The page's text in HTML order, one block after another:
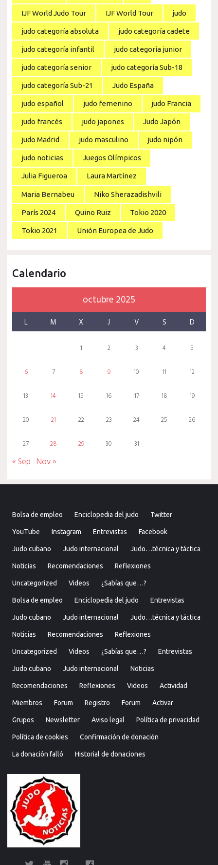
IJF World Judo Tour IJF World Tour judo
judo categoría absoluta judo categoría cadete
judo categoría infantil judo categoría junior
judo categoría senior judo categoría Sub-18
judo categoría Sub-21 Judo España
judo español judo femenino judo Francia
judo francés judo japones Judo Japón
judo Madrid judo masculino judo nipón
judo noticias Juegos Olímpicos
Julia Figueroa Laura Martínez
Maria Bernabeu Niko Sherazadishvili
París 2024 Quino Ruiz Tokio 2020
Tokio 2021 Unión Europea de Judo
Calendario
octubre 2025
L M X J V S D
1 2 3 4 5
6 7 8 9 10 11 12
13 14 15 16 17 18 19
20 21 22 23 24 25 26
27 28 29 30 31
« Sep Nov »
Bolsa de empleo Enciclopedia del judo Twitter
YouTube Instagram Entrevistas Facebook
Judo cubano Judo internacional Judo…técnica y táctica
Noticias Recomendaciones Reflexiones
Uncategorized Videos ¿Sabías que…?
Bolsa de empleo Enciclopedia del judo Entrevistas
Judo cubano Judo internacional Judo…técnica y táctica
Noticias Recomendaciones Reflexiones
Uncategorized Videos ¿Sabías que…? Entrevistas
Judo cubano Judo internacional Noticias
Recomendaciones Reflexiones Videos Actividad
Miembros Forum Registro Forum Activar
Grupos Newsletter Aviso legal Política de privacidad
Política de cookies Confirmación de donación
La donación falló Historial de donaciones